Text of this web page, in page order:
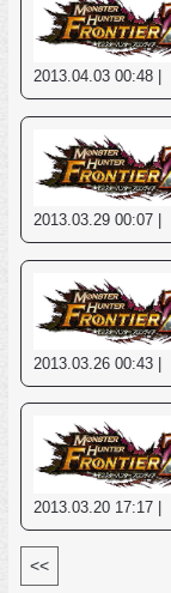
2013.04.03 00:48 |
2013.03.29 00:07 |
2013.03.26 00:43 |
2013.03.20 17:17 |
<<